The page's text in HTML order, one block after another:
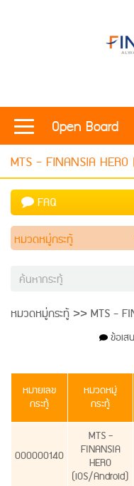
Open Board
MTS - FINANSIA
FAQ
หมวดหมู่กระทู้
หมวดหมู่กระทู้ >> MTS -
ข้อเส
หมายเลข
กระทู้
หมวดหมู่
กระทู้
000000140
MTS -
FINANSIA
HERO
(iOS/Android)